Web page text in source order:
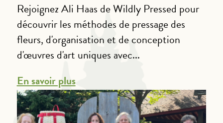
Rejoignez Ali Haas de Wildly Pressed pour
découvrir les méthodes de pressage des
fleurs, d'organisation et de conception
d'œuvres d'art uniques avec...
En savoir plus